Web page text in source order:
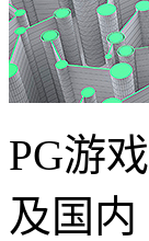
PG游
及国内